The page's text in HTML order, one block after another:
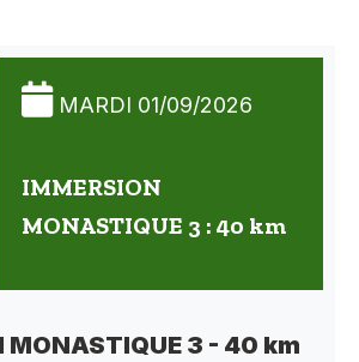
MARDI 01/09/2026
IMMERSION
MONASTIQUE 3 : 40 km
MONASTIQUE 3 - 40 km